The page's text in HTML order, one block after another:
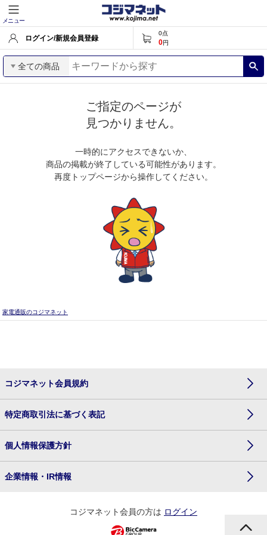
メニュー
ログイン/新規会員登録
0点
0円
全ての商品
ご指定のページが
見つかりません。
一時的にアクセスできないか、
商品の掲載が終了している可能性があります。
再度トップページから操作してください。
家電通販のコジマネット
コジマネット会員規約
特定商取引法に基づく表記
個人情報保護方針
企業情報・IR情報
コジマネット会員の方は ログイン